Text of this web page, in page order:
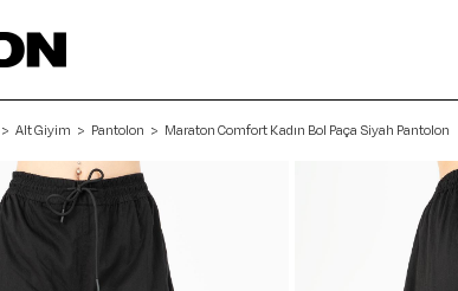
Alt Giyim Pantolon Maraton Comfort Kadın Bol Paça Siyah Pantolon